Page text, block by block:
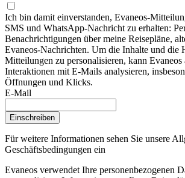
Ich bin damit einverstanden, Evaneos-
SMS und WhatsApp-Nachricht zu erhalten:
Benachrichtigungen über meine Reisepläne,
Evaneos-Nachrichten. Um die Inhalte und die
Mitteilungen zu personalisieren, kann Evaneos
Interaktionen mit E-Mails analysieren,
Öffnungen und Klicks.
E-Mail
Einschreiben
Für weitere Informationen sehen Sie unsere
Geschäftsbedingungen ein
Evaneos verwendet Ihre personenbezogenen